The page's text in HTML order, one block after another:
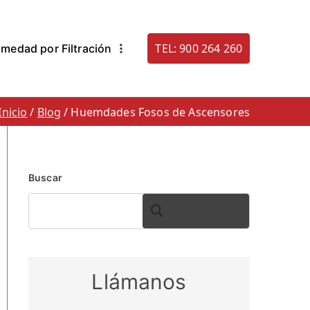
900 264 260
Humestop
por Filtración TEL: 900 264 260
Blog Huemdades Fosos de Ascensores
Buscar
BUSCAR
Llámanos